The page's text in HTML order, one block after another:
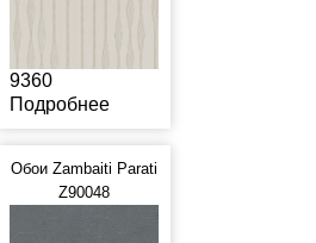
9360
Подробнее
Обои Zambaiti Parati
Z90048